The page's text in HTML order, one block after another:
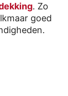
. Zo
goed